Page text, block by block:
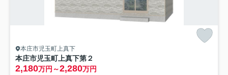
本庄市児玉町上真下
本庄市児玉町上真下第２
2,180万円～2,280万円